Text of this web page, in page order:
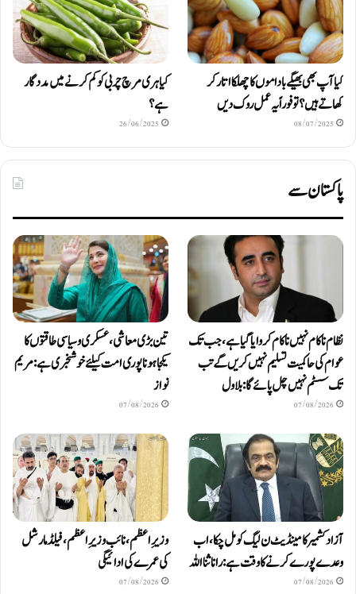
کیا آپ بھی بھیگے باداموں کا چھلکا اتار کر
کھاتے ہیں؟ تو فوراً یہ عمل روک دیں
08/07/2025
کیا ہری مرچ چربی کو کم کرنے میں مددگار
ہے؟
26/06/2025
پاکستان سے
نظام ناکام نہیں ناکام کروایاگیا ہے، جب تک
عوام کی حاکمیت تسلیم نہیں کریں گے تب
تک سسٹم نہیں چل پائےگا: بلاول
07/08/2026
تین بڑی معاشی، عسکری و سیاسی طاقتوں کا
یکجا ہونا پوری امت کیلئے خوشخبری ہے: مریم
نواز
07/08/2026
آزاد کشمیر کا مینڈیٹ ن لیگ کو مل چکا، اب
وعدے پورے کرنے کا وقت ہے: رانا ثنا اللہ
07/08/2026
وزیرِاعظم، نائب وزیرِ اعظم، فیلڈ مارشل
کی عمرے کی ادائیگی
07/08/2026